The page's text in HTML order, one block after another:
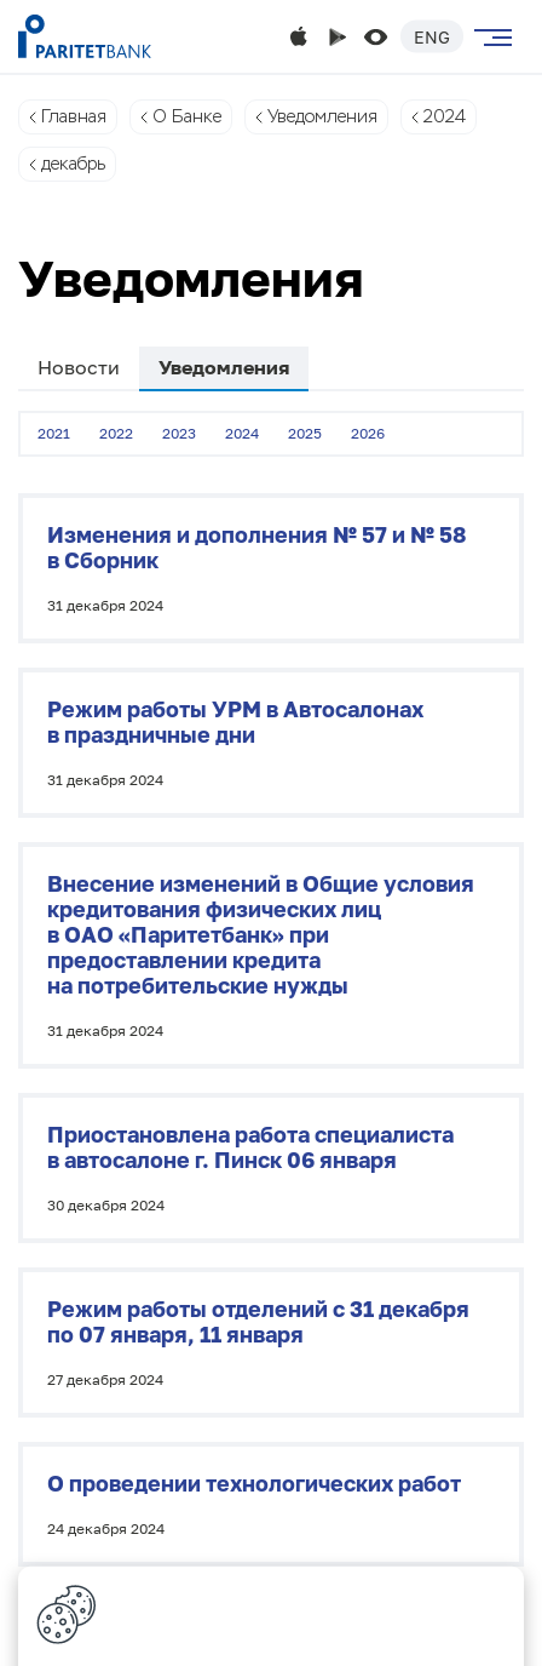
ENG
Главная О Банке Уведомления 2024
декабрь
Уведомления
Новости Уведомления
2021 2022 2023 2024 2025 2026
Изменения и дополнения № 57 и № 58
в Сборник
31 декабря 2024
Режим работы УРМ в Автосалонах
в праздничные дни
31 декабря 2024
Внесение изменений в Общие условия
кредитования физических лиц
в ОАО «Паритетбанк» при
предоставлении кредита
на потребительские нужды
31 декабря 2024
Приостановлена работа специалиста
в автосалоне г. Пинск 06 января
30 декабря 2024
Режим работы отделений с 31 декабря
по 07 января, 11 января
27 декабря 2024
О проведении технологических работ
24 декабря 2024
Режим работы Паритетбанк